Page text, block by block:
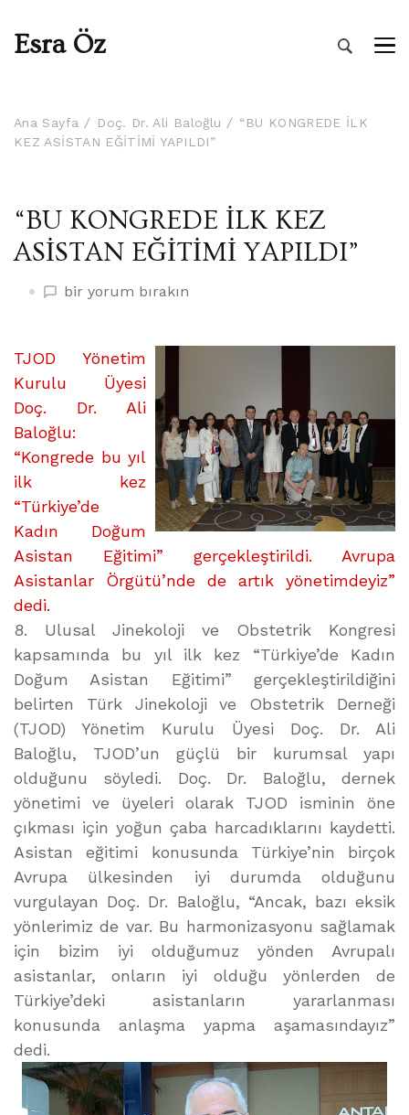
Esra Öz
Ana Sayfa Doç. Dr. Ali Baloğlu
“BU KONGREDE İLK
KEZ ASİSTAN EĞİTİMİ YAPILDI”
“BU KONGREDE İLK KEZ
ASİSTAN EĞİTİMİ YAPILDI”
“BU
KEZ
ASİSTAN
EĞİTİMİ
üzerine
bir yorum bırakın
TJOD Yönetim
Kurulu Üyesi
Doç. Dr. Ali
Baloğlu:
“Kongrede bu yıl
ilk kez
“Türkiye’de
Kadın Doğum
Asistan Eğitimi” gerçekleştirildi. Avrupa
Asistanlar Örgütü’nde de artık yönetimdeyiz”
dedi.
8. Ulusal Jinekoloji ve Obstetrik Kongresi
kapsamında bu yıl ilk kez “Türkiye’de Kadın
Doğum Asistan Eğitimi” gerçekleştirildiğini
belirten Türk Jinekoloji ve Obstetrik Derneği
(TJOD) Yönetim Kurulu Üyesi Doç. Dr. Ali
Baloğlu, TJOD’un güçlü bir kurumsal yapı
olduğunu söyledi. Doç. Dr. Baloğlu, dernek
yönetimi ve üyeleri olarak TJOD isminin öne
çıkması için yoğun çaba harcadıklarını kaydetti.
Asistan eğitimi konusunda Türkiye’nin birçok
Avrupa ülkesinden iyi durumda olduğunu
vurgulayan Doç. Dr. Baloğlu, “Ancak, bazı eksik
yönlerimiz de var. Bu harmonizasyonu sağlamak
için bizim iyi olduğumuz yönden Avrupalı
asistanlar, onların iyi olduğu yönlerden de
Türkiye’deki asistanların yararlanması
konusunda anlaşma yapma aşamasındayız”
dedi.